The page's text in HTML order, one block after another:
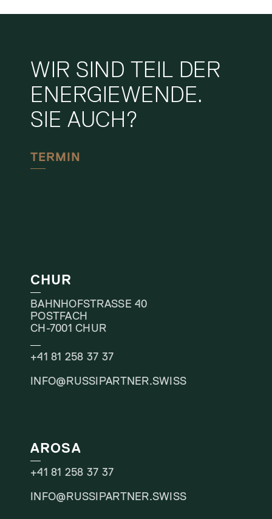
WIR SIND TEIL DER
ENERGIEWENDE.
SIE AUCH?
TERMIN
CHUR
BAHNHOFSTRASSE 40
POSTFACH
CH-7001 CHUR
+41 81 258 37 37
INFO@RUSSIPARTNER.SWISS
AROSA
+41 81 258 37 37
INFO@RUSSIPARTNER.SWISS